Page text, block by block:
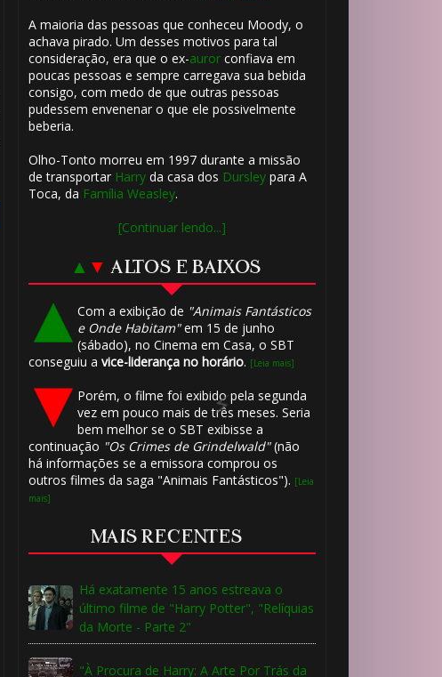
A maioria das pessoas que conheceu Moody, o
achava pirado. Um desses motivos para tal
consideração, era que o ex-aurorconfiava em
poucas pessoas e sempre carregava sua bebida
consigo, com medo de que outras pessoas
pudessem envenenar o que ele possivelmente
beberia.
Olho-Tonto morreu em 1997 durante a missão
de transportar Harryda casa dos Dursleypara A
Toca, da Família Weasley.
[Continuar lendo...]
▲ ▼ ALTOS E BAIXOS
Com a exibição de "Animais Fantásticos
e Onde Habitam"em 15 de junho
(sábado), no Cinema em Casa, o SBT
conseguiu a vice-liderança no horário. [Leia mais]
Porém, o filme foi exibido pela segunda
vez em pouco mais de três meses. Seria
bem melhor se o SBT exibisse a
continuação "Os Crimes de Grindelwald"(não
há informações se a emissora comprou os
outros filmes da saga "Animais Fantásticos"). [Leia
mais]
MAIS RECENTES
Há exatamente 15 anos estreava o
último filme de "Harry Potter", "Relíquias
da Morte - Parte 2"
"À Procura de Harry: A Arte Por Trás da
🎂